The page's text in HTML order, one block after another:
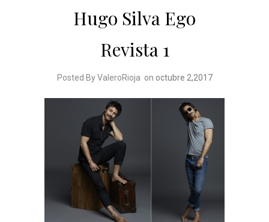
Hugo Silva Ego
Revista 1
Posted By ValeroRioja on octubre 2,2017